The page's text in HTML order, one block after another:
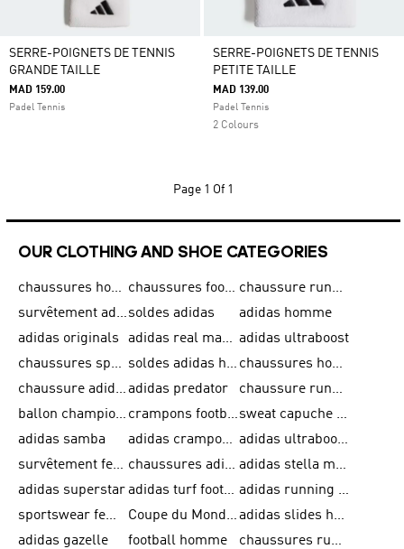
SERRE-POIGNETS DE TENNIS
GRANDE TAILLE
MAD 159.00
Padel Tennis
SERRE-POIGNETS DE TENNIS
PETITE TAILLE
MAD 139.00
Padel Tennis
2 Colours
Page 1 Of 1
OUR CLOTHING AND SHOE CATEGORIES
chaussures homme adidas original chaussures football adidas
chaussure running homme
survêtement adidas hommesoldes adidas
adidas homme
adidas originals
adidas real madrid adidas ultraboost
chaussures sport adidas
soldes adidas homme
chaussures homme adidas
chaussure adidas original adidas predator
chaussure running adidas femme
ballon champions league
crampons football adidas en promotion
sweat capuche adidas
adidas samba
adidas crampon terrain ferme
adidas ultraboost homme
survêtement femme adidas
chaussures adidas femme soldes
adidas stella mccartney
adidas superstar
adidas turf football shoes
adidas running adizero
sportswear femme
Coupe du Monde de la FIFA 26™
adidas slides homme
adidas gazelle
football homme
chaussures running adidas